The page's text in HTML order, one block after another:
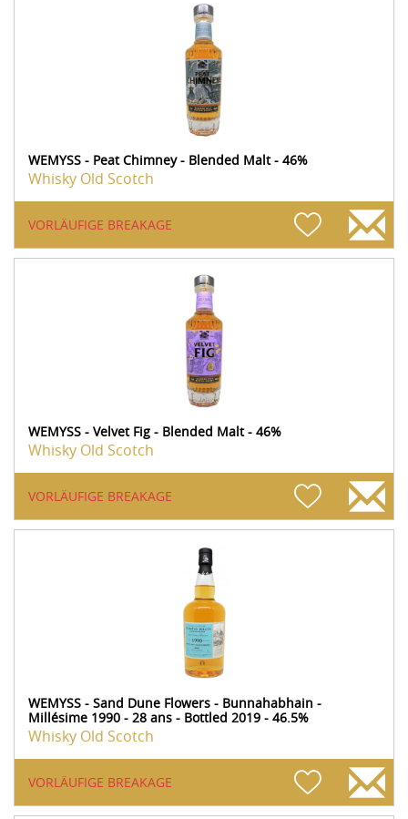
WEMYSS - Peat Chimney - Blended Malt - 46%
Whisky Old Scotch
VORLÄUFIGE BREAKAGE
WEMYSS - Velvet Fig - Blended Malt - 46%
Whisky Old Scotch
VORLÄUFIGE BREAKAGE
WEMYSS - Sand Dune Flowers - Bunnahabhain -
Millésime 1990 - 28 ans - Bottled 2019 - 46.5%
Whisky Old Scotch
VORLÄUFIGE BREAKAGE